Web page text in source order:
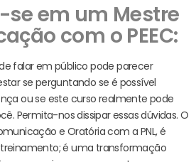
em um Mestre
com o PEEC:
falar em público pode parecer
se perguntando se é possível
ou se este curso realmente pode
Permita-nos dissipar essas dúvidas. O
e Oratória com a PNL, é
é uma transformação